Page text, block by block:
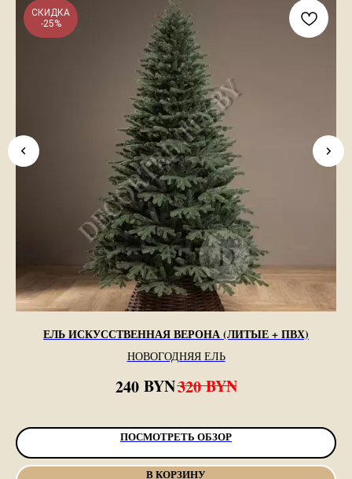
СКИДКА
-25%
ЕЛЬ ИСКУССТВЕННАЯ ВЕРОНА (ЛИТЫЕ + ПВХ)
НОВОГОДНЯЯ ЕЛЬ
240 BYN320 BYN
ПОСМОТРЕТЬ ОБЗОР
В КОРЗИНУ